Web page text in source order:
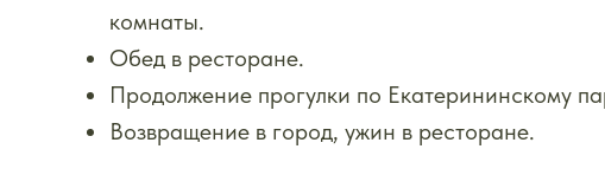
комнаты.
Обед в ресторане.
Продолжение прогулки по Екатерининскому
Возвращение в город, ужин в ресторане.